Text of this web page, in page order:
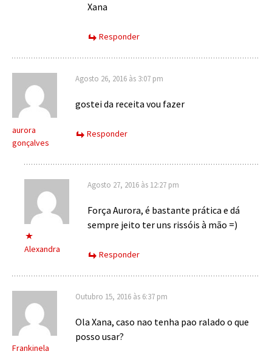
Xana
Responder
aurora
gonçalves
Agosto 26, 2016 às 3:07 pm
gostei da receita vou fazer
Responder
Alexandra
Agosto 27, 2016 às 12:27 pm
Força Aurora, é bastante prática e dá
sempre jeito ter uns rissóis à mão =)
Responder
Frankinela
Outubro 15, 2016 às 6:37 pm
Ola Xana, caso nao tenha pao ralado o que
posso usar?